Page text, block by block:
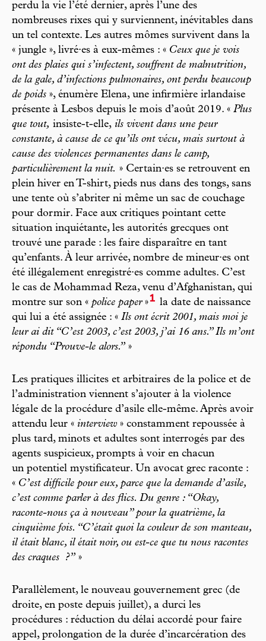
perdu la vie l’été dernier, après l’une des
nombreuses rixes qui y surviennent, inévitables dans
un tel contexte. Les autres mômes survivent dans la
« jungle », livré·es à eux-mêmes : « Ceux que je vois
ont des plaies qui s’infectent, souffrent de malnutrition,
de la gale, d’infections pulmonaires, ont perdu beaucoup
de poids », énumère Elena, une infirmière irlandaise
présente à Lesbos depuis le mois d’août 2019. « Plus
que tout, insiste-t-elle, ils vivent dans une peur
constante, à cause de ce qu’ils ont vécu, mais surtout à
cause des violences permanentes dans le camp,
particulièrement la nuit. » Certain·es se retrouvent en
plein hiver en T-shirt, pieds nus dans des tongs, sans
une tente où s’abriter ni même un sac de couchage
pour dormir. Face aux critiques pointant cette
situation inquiétante, les autorités grecques ont
trouvé une parade : les faire disparaître en tant
qu’enfants. À leur arrivée, nombre de mineur·es ont
été illégalement enregistré·es comme adultes. C’est
le cas de Mohammad Reza, venu d’Afghanistan, qui
montre sur son « police paper»1 la date de naissance
qui lui a été assignée : « Ils ont écrit 2001, mais moi je
leur ai dit “C’est 2003, c’est 2003, j’ai 16 ans.” Ils m’ont
répondu “Prouve-le alors.” »
Les pratiques illicites et arbitraires de la police et de
l’administration viennent s’ajouter à la violence
légale de la procédure d’asile elle-même. Après avoir
attendu leur « interview » constamment repoussée à
plus tard, minots et adultes sont interrogés par des
agents suspicieux, prompts à voir en chacun
un potentiel mystificateur. Un avocat grec raconte :
« C’est difficile pour eux, parce que la demande d’asile,
c’est comme parler à des flics. Du genre : “Okay,
raconte-nous ça à nouveau” pour la quatrième, la
cinquième fois. “C’était quoi la couleur de son manteau,
il était blanc, il était noir, ou est-ce que tu nous racontes
des craques
?” »
Parallèlement, le nouveau gouvernement grec (de
droite, en poste depuis juillet), a durci les
procédures : réduction du délai accordé pour faire
appel, prolongation de la durée d’incarcération des